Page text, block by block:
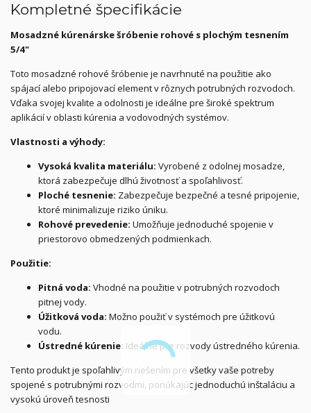
Kompletné špecifikácie
Mosadzné kúrenárske šróbenie rohové s plochým tesnením
5/4"
Toto mosadzné rohové šróbenie je navrhnuté na použitie ako
spájací alebo pripojovací element v rôznych potrubných rozvodoch.
Vďaka svojej kvalite a odolnosti je ideálne pre široké spektrum
aplikácií v oblasti kúrenia a vodovodných systémov.
Vlastnosti a výhody:
Vysoká kvalita materiálu: Vyrobené z odolnej mosadze,
ktorá zabezpečuje dlhú životnosť a spoľahlivosť.
Ploché tesnenie: Zabezpečuje bezpečné a tesné pripojenie,
ktoré minimalizuje riziko úniku.
Rohové prevedenie: Umožňuje jednoduché spojenie v
priestorovo obmedzených podmienkach.
Použitie:
Pitná voda: Vhodné na použitie v potrubných rozvodoch
pitnej vody.
Úžitková voda: Možno použiť v systémoch pre úžitkovú
vodu.
Ústredné kúrenie: Ideálne pre rozvody ústredného kúrenia.
Tento produkt je spoľahlivým riešením pre všetky vaše potreby
spojené s potrubnými rozvodmi, ponúkajúc jednoduchú inštaláciu a
vysokú úroveň tesnosti